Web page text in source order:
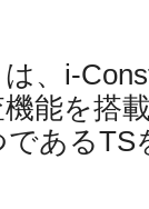
は、i-
能を搭
あるTS